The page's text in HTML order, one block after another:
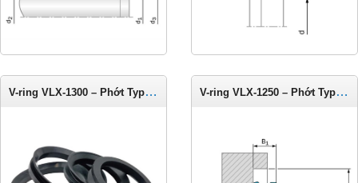
V-ring VLX-1300 – Phớt Type LX cho trục 1275-1325 mm V-ring VLX-1250 – Phớt Type LX cho trục 1225-1275 mm